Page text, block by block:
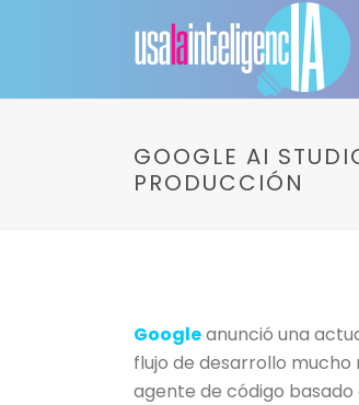
GOOGLE AI
PRODUCCIÓN
Googleanunció una
flujo de desarrollo
agente de código